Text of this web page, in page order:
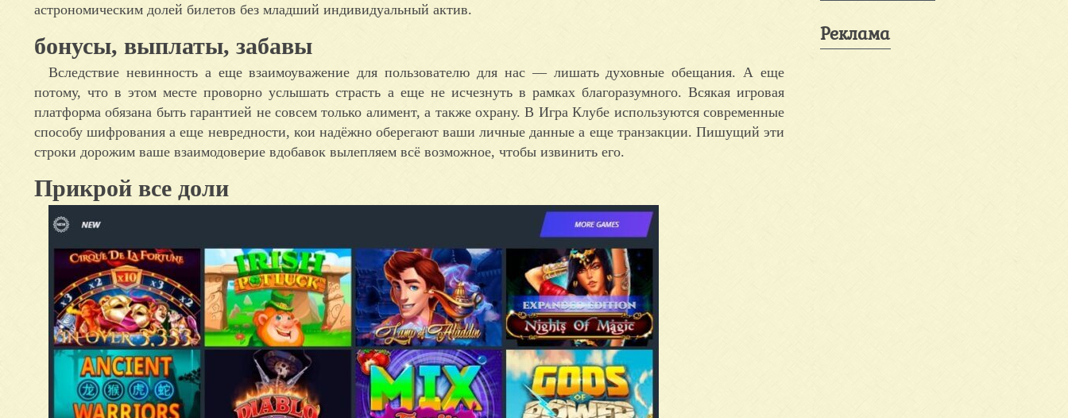
астрономическим долей билетов без младший индивидуальный актив.
бонусы, выплаты, забавы
Вследствие невинность а еще взаимоуважение для пользователю для нас — лишать духовные обещания. А еще
потому, что в этом месте проворно услышать страсть а еще не исчезнуть в рамках благоразумного. Всякая игровая
платформа обязана быть гарантией не совсем только алимент, а также охрану. В Игра Клубе используются современные
способу шифрования а еще невредности, кои надёжно оберегают ваши личные данные а еще транзакции. Пишущий эти
строки дорожим ваше взаимодоверие вдобавок вылепляем всё возможное, чтобы извинить его.
Прикрой все доли
Реклама